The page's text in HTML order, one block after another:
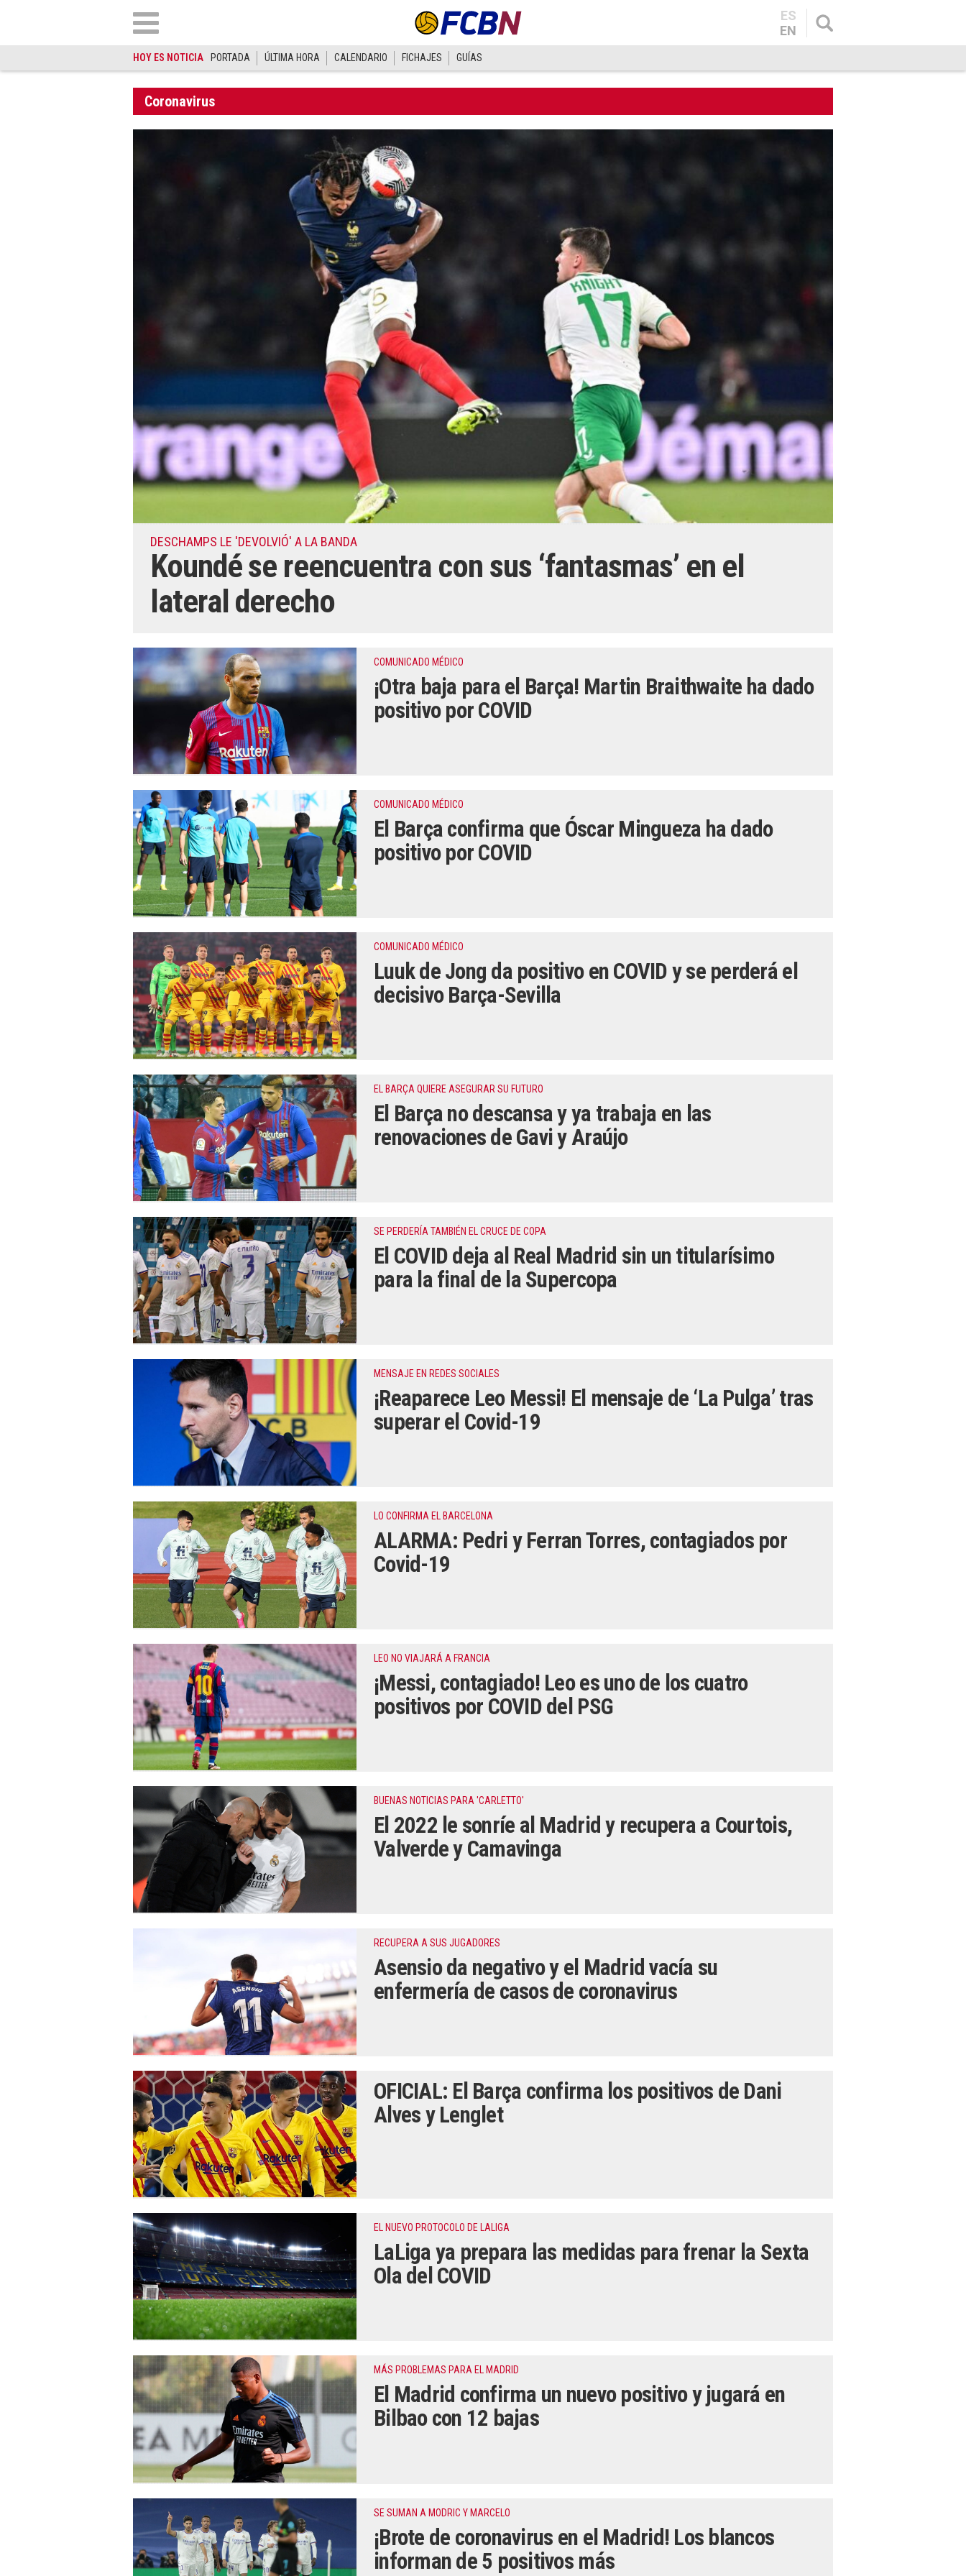
ES
EN
HOY ES NOTICIA PORTADA ÚLTIMA HORA CALENDARIO FICHAJES GUÍAS
Coronavirus
DESCHAMPS LE 'DEVOLVIÓ' A LA BANDA
Koundé se reencuentra con sus ‘fantasmas’ en el
lateral derecho
COMUNICADO MÉDICO
¡Otra baja para el Barça! Martin Braithwaite ha dado
positivo por COVID
COMUNICADO MÉDICO
El Barça confirma que Óscar Mingueza ha dado
positivo por COVID
COMUNICADO MÉDICO
Luuk de Jong da positivo en COVID y se perderá el
decisivo Barça-Sevilla
EL BARÇA QUIERE ASEGURAR SU FUTURO
El Barça no descansa y ya trabaja en las
renovaciones de Gavi y Araújo
SE PERDERÍA TAMBIÉN EL CRUCE DE COPA
El COVID deja al Real Madrid sin un titularísimo
para la final de la Supercopa
MENSAJE EN REDES SOCIALES
¡Reaparece Leo Messi! El mensaje de ‘La Pulga’ tras
superar el Covid-19
LO CONFIRMA EL BARCELONA
ALARMA: Pedri y Ferran Torres, contagiados por
Covid-19
LEO NO VIAJARÁ A FRANCIA
¡Messi, contagiado! Leo es uno de los cuatro
positivos por COVID del PSG
BUENAS NOTICIAS PARA 'CARLETTO'
El 2022 le sonríe al Madrid y recupera a Courtois,
Valverde y Camavinga
RECUPERA A SUS JUGADORES
Asensio da negativo y el Madrid vacía su
enfermería de casos de coronavirus
OFICIAL: El Barça confirma los positivos de Dani
Alves y Lenglet
EL NUEVO PROTOCOLO DE LALIGA
LaLiga ya prepara las medidas para frenar la Sexta
Ola del COVID
MÁS PROBLEMAS PARA EL MADRID
El Madrid confirma un nuevo positivo y jugará en
Bilbao con 12 bajas
SE SUMAN A MODRIC Y MARCELO
¡Brote de coronavirus en el Madrid! Los blancos
informan de 5 positivos más